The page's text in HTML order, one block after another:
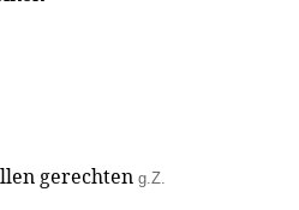
gerechten g.Z.